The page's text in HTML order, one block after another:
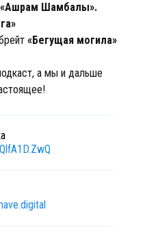
«Ашрам Шамбалы».
«Бегущая могила»
а мы и дальше